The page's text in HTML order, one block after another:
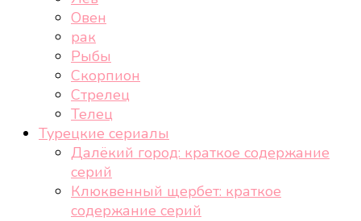
Овен
рак
Рыбы
Скорпион
Стрелец
Телец
Турецкие сериалы
Далёкий город: краткое содержание
серий
Клюквенный щербет: краткое
содержание серий